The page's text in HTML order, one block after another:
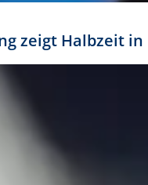
zeigt Halbzeit